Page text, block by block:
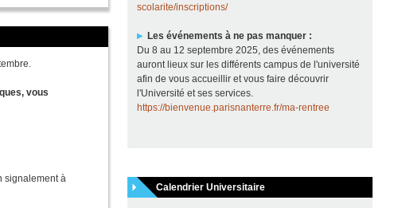
vous
signalement à
scolarite/inscriptions/
Les événements à ne pas manquer :
Du 8 au 12 septembre 2025, des événements
auront lieux sur les différents campus de l'université
afin de vous accueillir et vous faire découvrir
l'Université et ses services.
https://bienvenue.parisnanterre.fr/ma-rentree
Calendrier Universitaire